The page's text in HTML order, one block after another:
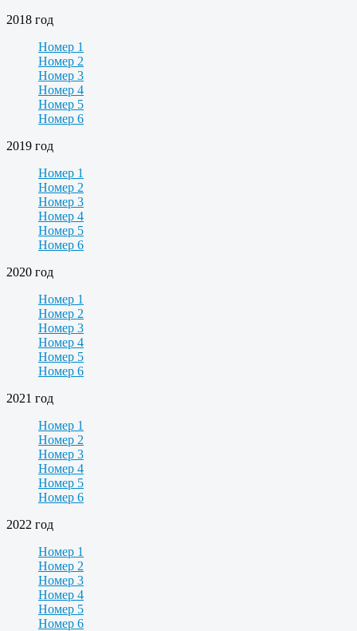
2018 год
Номер 1
Номер 2
Номер 3
Номер 4
Номер 5
Номер 6
2019 год
Номер 1
Номер 2
Номер 3
Номер 4
Номер 5
Номер 6
2020 год
Номер 1
Номер 2
Номер 3
Номер 4
Номер 5
Номер 6
2021 год
Номер 1
Номер 2
Номер 3
Номер 4
Номер 5
Номер 6
2022 год
Номер 1
Номер 2
Номер 3
Номер 4
Номер 5
Номер 6